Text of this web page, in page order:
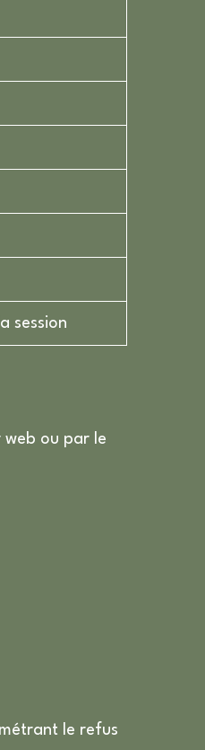
session
ou par le
le refus